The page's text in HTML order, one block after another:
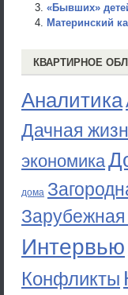
«Бывших»
Материнский
КВАРТИРНОЕ
Аналитика
Дачная
экономика
дома
Интервью
Конфликты